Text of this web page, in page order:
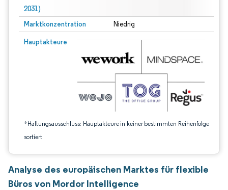
2031)
Marktkonzentration Niedrig
Hauptakteure
*Haftungsausschluss: Hauptakteure in keiner bestimmten Reihenfolge
sortiert
Bild © Mordor Intelligence. Wiederverwendung erfordert Namensnennung
Analyse des europäischen Marktes für flexible
Büros von Mordor Intelligence